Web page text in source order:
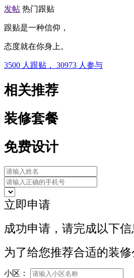
发帖 热门跟贴
跟贴是一种信仰，
态度就在你身上。
3500 人跟贴， 30973 人参与
相关推荐
装修套餐
免费设计
立即申请
成功申请，请完成以下信
为了给您推荐合适的装
小区：